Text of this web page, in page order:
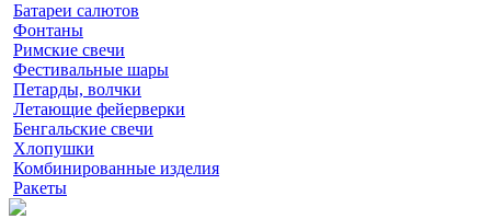
Батареи салютов
Фонтаны
Римские свечи
Фестивальные шары
Петарды, волчки
Летающие фейерверки
Бенгальские свечи
Хлопушки
Комбинированные изделия
Ракеты